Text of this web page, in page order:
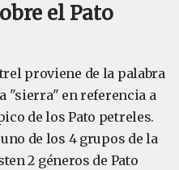
el Pato
proviene de la palabra
"sierra" en referencia a
de los Pato petreles.
de los 4 grupos de la
2 géneros de Pato